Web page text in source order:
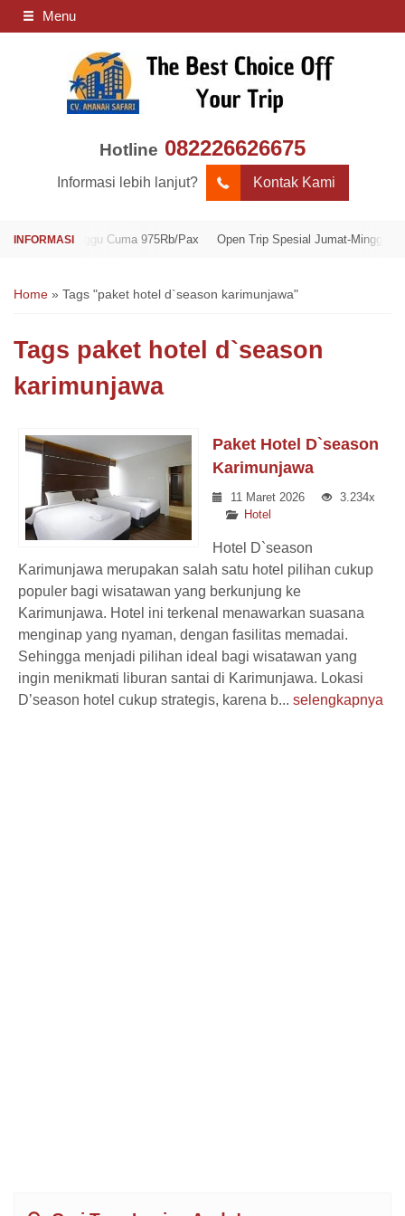
Menu
Hotline 082226626675
Informasi lebih lanjut? Kontak Kami
Minggu Cuma 975Rb/Pax Open Trip Spesial Jumat-Minggu Cuma
Home » Tags "paket hotel d`season karimunjawa"
Tags paket hotel d`season
karimunjawa
Paket Hotel D`season
Karimunjawa
11 Maret 2026
3.234x
Hotel
Hotel D`season
Karimunjawa merupakan salah satu hotel pilihan cukup
populer bagi wisatawan yang berkunjung ke
Karimunjawa. Hotel ini terkenal menawarkan suasana
menginap yang nyaman, dengan fasilitas memadai.
Sehingga menjadi pilihan ideal bagi wisatawan yang
ingin menikmati liburan santai di Karimunjawa. Lokasi
D’season hotel cukup strategis, karena b... selengkapnya